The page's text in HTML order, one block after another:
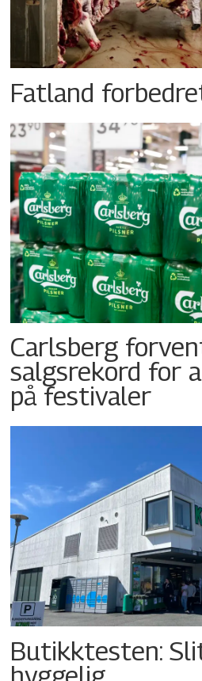
Fatland
Carlsberg
salgsrekord for
på festivaler
Butikktesten: